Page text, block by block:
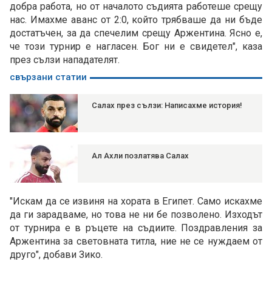
добра работа, но от началото съдията работеше срещу
нас. Имахме аванс от 2:0, който трябваше да ни бъде
достатъчен, за да спечелим срещу Аржентина. Ясно е,
че този турнир е нагласен. Бог ни е свидетел", каза
през сълзи нападателят.
свързани статии
Салах през сълзи: Написахме история!
Ал Ахли позлатява Салах
"Искам да се извиня на хората в Египет. Само искахме
да ги зарадваме, но това не ни бе позволено. Изходът
от турнира е в ръцете на съдиите. Поздравления за
Аржентина за световната титла, ние не се нуждаем от
друго", добави Зико.